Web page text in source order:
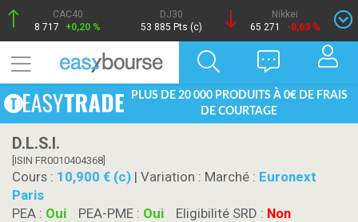
CAC40
8 717
+0,20 %
DJ30
53 885 Pts (c)
Nikkei
65 271
-0,63 %
PLUS DE 20 000 PRODUITS À 0€ DE FRAIS
DE COURTAGE
D.L.S.I.
[ISIN FR0010404368]
Cours : 10,900 € (c) | Variation : Marché : Euronext
Paris
PEA : Oui PEA-PME : Oui Eligibilité SRD : Non